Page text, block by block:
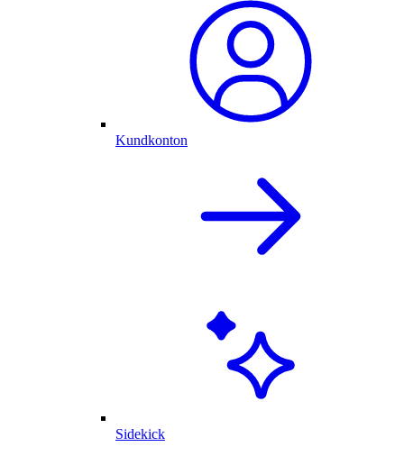
Kundkonton
Sidekick